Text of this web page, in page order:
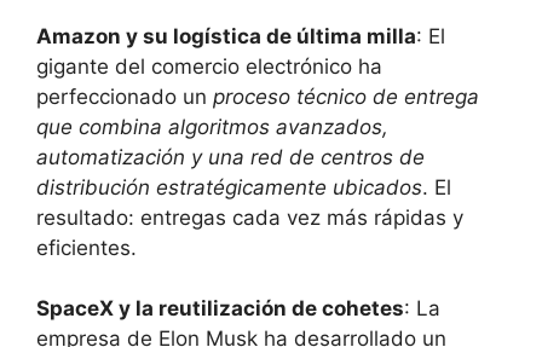
Amazon y su logística de última milla: El
gigante del comercio electrónico ha
perfeccionado un proceso técnico de entrega
que combina algoritmos avanzados,
automatización y una red de centros de
distribución estratégicamente ubicados. El
resultado: entregas cada vez más rápidas y
eficientes.
SpaceX y la reutilización de cohetes: La
empresa de Elon Musk ha desarrollado un